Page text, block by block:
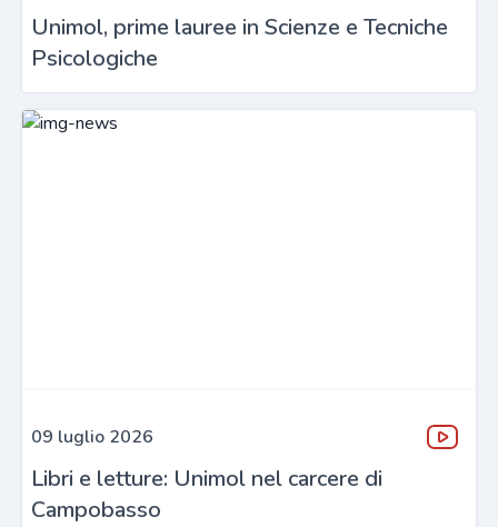
Unimol, prime lauree in Scienze e Tecniche
Psicologiche
09 luglio 2026
Libri e letture: Unimol nel carcere di
Campobasso